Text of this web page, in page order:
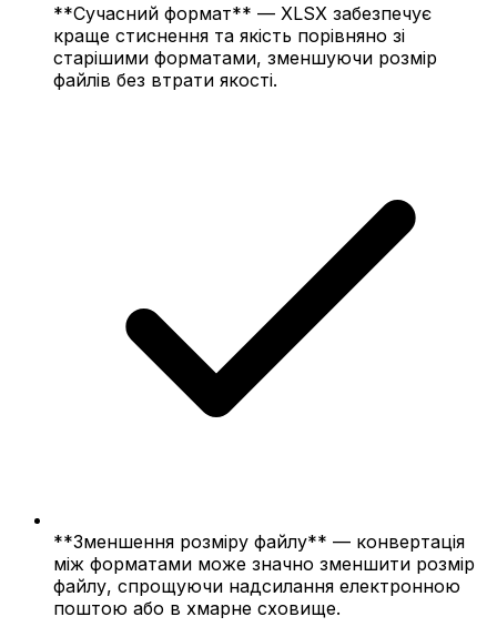
**Сучасний формат** — XLSX забезпечує
краще стиснення та якість порівняно зі
старішими форматами, зменшуючи розмір
файлів без втрати якості.
**Зменшення розміру файлу** — конвертація
між форматами може значно зменшити розмір
файлу, спрощуючи надсилання електронною
поштою або в хмарне сховище.